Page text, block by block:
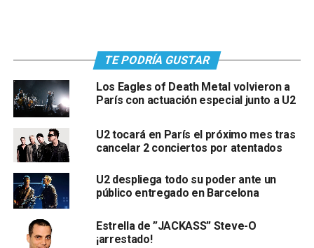
TE PODRÍA GUSTAR
Los Eagles of Death Metal volvieron a
París con actuación especial junto a U2
U2 tocará en París el próximo mes tras
cancelar 2 conciertos por atentados
U2 despliega todo su poder ante un
público entregado en Barcelona
Estrella de ”JACKASS” Steve-O
¡arrestado!